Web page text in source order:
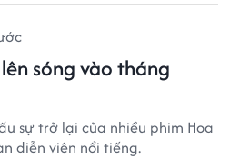
sóng vào tháng
sự trở lại của nhiều phim Hoa
diễn viên nổi tiếng.